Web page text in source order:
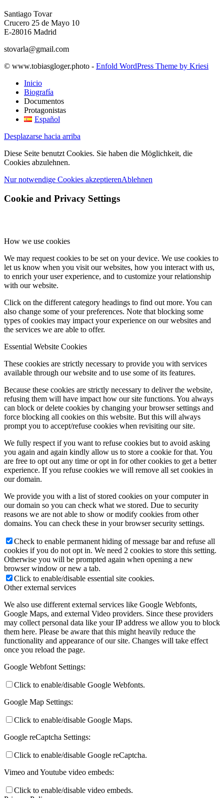
Santiago Tovar
Crucero 25 de Mayo 10
E-28016 Madrid
stovarla@gmail.com
© www.tobiasgloger.photo - Enfold WordPress Theme by Kriesi
Inicio
Biografía
Documentos
Protagonistas
Español
Desplazarse hacia arriba
Diese Seite benutzt Cookies. Sie haben die Möglichkeit, die
Cookies abzulehnen.
Nur notwendige Cookies akzeptierenAblehnen
Cookie and Privacy Settings
How we use cookies
We may request cookies to be set on your device. We use cookies to
let us know when you visit our websites, how you interact with us,
to enrich your user experience, and to customize your relationship
with our website.
Click on the different category headings to find out more. You can
also change some of your preferences. Note that blocking some
types of cookies may impact your experience on our websites and
the services we are able to offer.
Essential Website Cookies
These cookies are strictly necessary to provide you with services
available through our website and to use some of its features.
Because these cookies are strictly necessary to deliver the website,
refusing them will have impact how our site functions. You always
can block or delete cookies by changing your browser settings and
force blocking all cookies on this website. But this will always
prompt you to accept/refuse cookies when revisiting our site.
We fully respect if you want to refuse cookies but to avoid asking
you again and again kindly allow us to store a cookie for that. You
are free to opt out any time or opt in for other cookies to get a better
experience. If you refuse cookies we will remove all set cookies in
our domain.
We provide you with a list of stored cookies on your computer in
our domain so you can check what we stored. Due to security
reasons we are not able to show or modify cookies from other
domains. You can check these in your browser security settings.
Check to enable permanent hiding of message bar and refuse all
cookies if you do not opt in. We need 2 cookies to store this setting.
Otherwise you will be prompted again when opening a new
browser window or new a tab.
Click to enable/disable essential site cookies.
Other external services
We also use different external services like Google Webfonts,
Google Maps, and external Video providers. Since these providers
may collect personal data like your IP address we allow you to block
them here. Please be aware that this might heavily reduce the
functionality and appearance of our site. Changes will take effect
once you reload the page.
Google Webfont Settings:
Click to enable/disable Google Webfonts.
Google Map Settings:
Click to enable/disable Google Maps.
Google reCaptcha Settings:
Click to enable/disable Google reCaptcha.
Vimeo and Youtube video embeds:
Click to enable/disable video embeds.